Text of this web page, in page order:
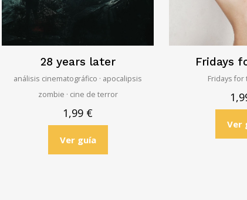
28 years later
análisis cinematográfico · apocalipsis
zombie · cine de terror
1,99 €
Ver guía
Fridays
Fridays for
Ver